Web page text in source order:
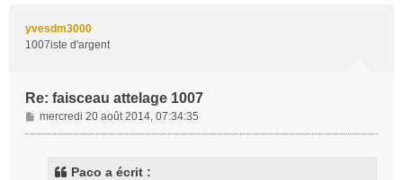
yvesdm3000
1007iste d'argent
Re: faisceau attelage 1007
M
e
mercredi 20 août 2014, 07:34:35
Paco a écrit :